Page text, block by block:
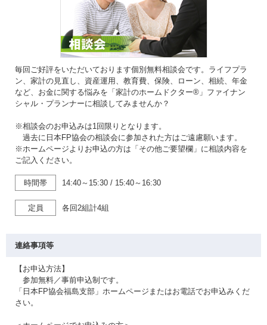
毎回ご好評をいただいております個別無料相談会です。ライフプラ
ン、家計の見直し、資産運用、教育費、保険、ローン、相続、年金
など、お金に関する悩みを「家計のホームドクター®」ファイナン
シャル・プランナーに相談してみませんか？
※相談会のお申込みは1回限りとなります。
過去に日本FP協会の相談会に参加された方はご遠慮願います。
※ホームページよりお申込の方は「その他ご要望欄」に相談内容を
ご記入ください。
時間帯 14:40～15:30 / 15:40～16:30
定員 各回2組計4組
連絡事項等
【お申込方法】
参加無料／事前申込制です。
「日本FP協会福島支部」ホームページまたはお電話でお申込みくだ
さい。